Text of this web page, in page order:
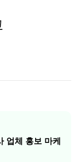
업체 홍보 마케